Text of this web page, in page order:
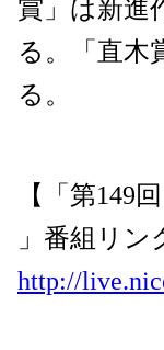
賞」は新進
る。「直木
る。
【「第149
」番組リン
http://